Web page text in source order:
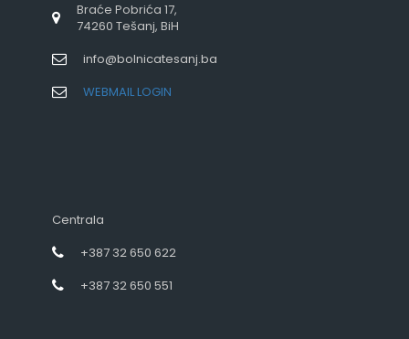
Braće Pobrića 17,
74260 Tešanj, BiH
info@bolnicatesanj.ba
WEBMAIL LOGIN
Centrala
+387 32 650 622
+387 32 650 551